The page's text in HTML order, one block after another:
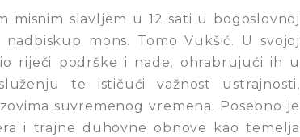
misnim slavljem u 12 sati u bogoslovnoj
mons. Tomo Vukšić. U svojoj
riječi podrške i nade, ohrabrujući ih u
te ističući važnost ustrajnosti,
suvremenog vremena. Posebno je
i trajne duhovne obnove kao temelja